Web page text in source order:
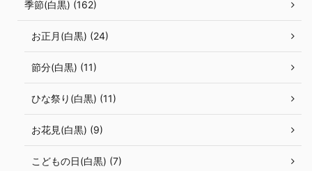
季節(白黒) (162)
お正月(白黒) (24)
節分(白黒) (11)
ひな祭り(白黒) (11)
お花見(白黒) (9)
こどもの日(白黒) (7)